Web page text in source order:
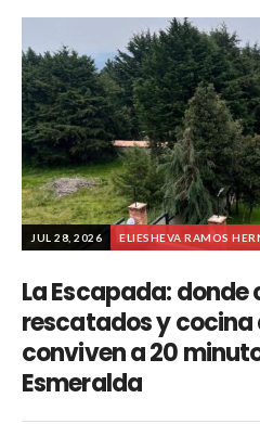
JUL 28, 2026 ELIESHEVA RAMOS
La Escapada: donde
rescatados y cocina
conviven a 20
Esmeralda